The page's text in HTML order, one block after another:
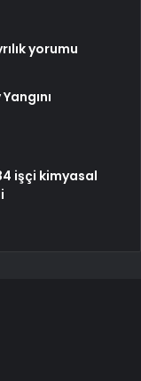
yorumu
işçi kimyasal